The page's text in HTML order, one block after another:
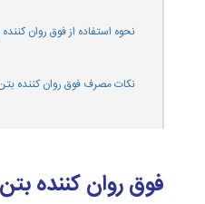
نحوه استفاده از فوق روان
نکات مصرف فوق روان کننده
فوق روان کننده